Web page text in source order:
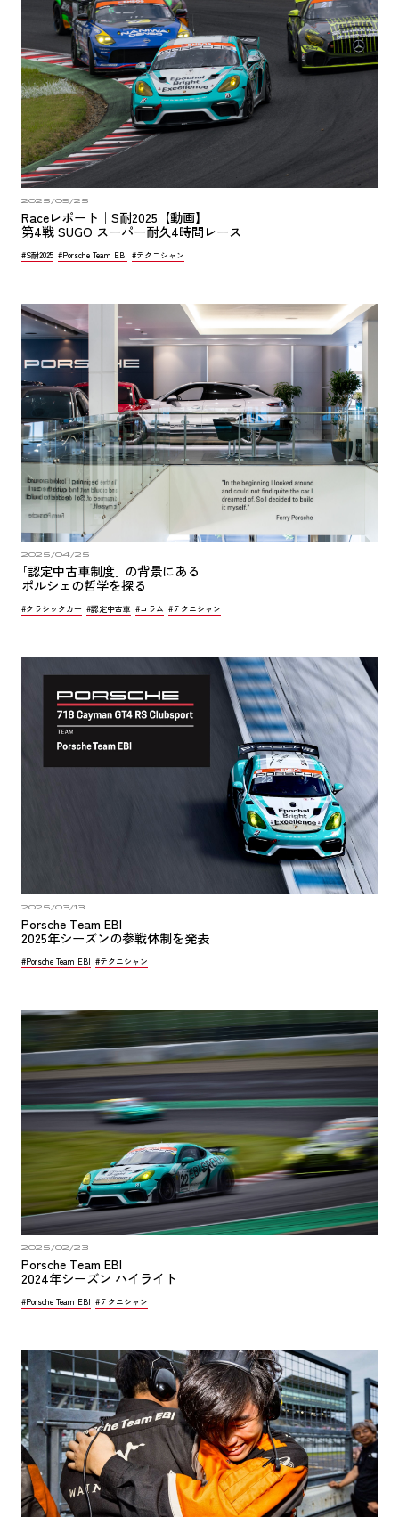
2025/09/25
Raceレポート｜S耐2025【動画】
第4戦 SUGO スーパー耐久4時間レース
#S耐2025 #Porsche Team EBI #テクニシャン
2025/04/25
｢認定中古車制度｣ の背景にある
ポルシェの哲学を探る
#クラシックカー #認定中古車 #コラム #テクニシャン
2025/03/13
Porsche Team EBI
2025年シーズンの参戦体制を発表
#Porsche Team EBI #テクニシャン
2025/02/23
Porsche Team EBI
2024年シーズン ハイライト
#Porsche Team EBI #テクニシャン